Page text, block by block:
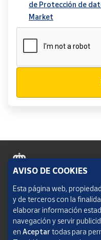
de Protección de
Market
Política de cookies
Aviso legal
Condiciones del servicio
AVISO DE COOKIES
Esta página web,
y de terceros con la
elaborar información
navegación y servir
en Aceptar todas para